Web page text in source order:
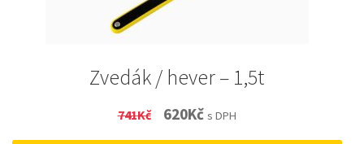
Zvedák / hever – 1,5t
741Kč
Original
price
620KčCurrent
price
s DPH